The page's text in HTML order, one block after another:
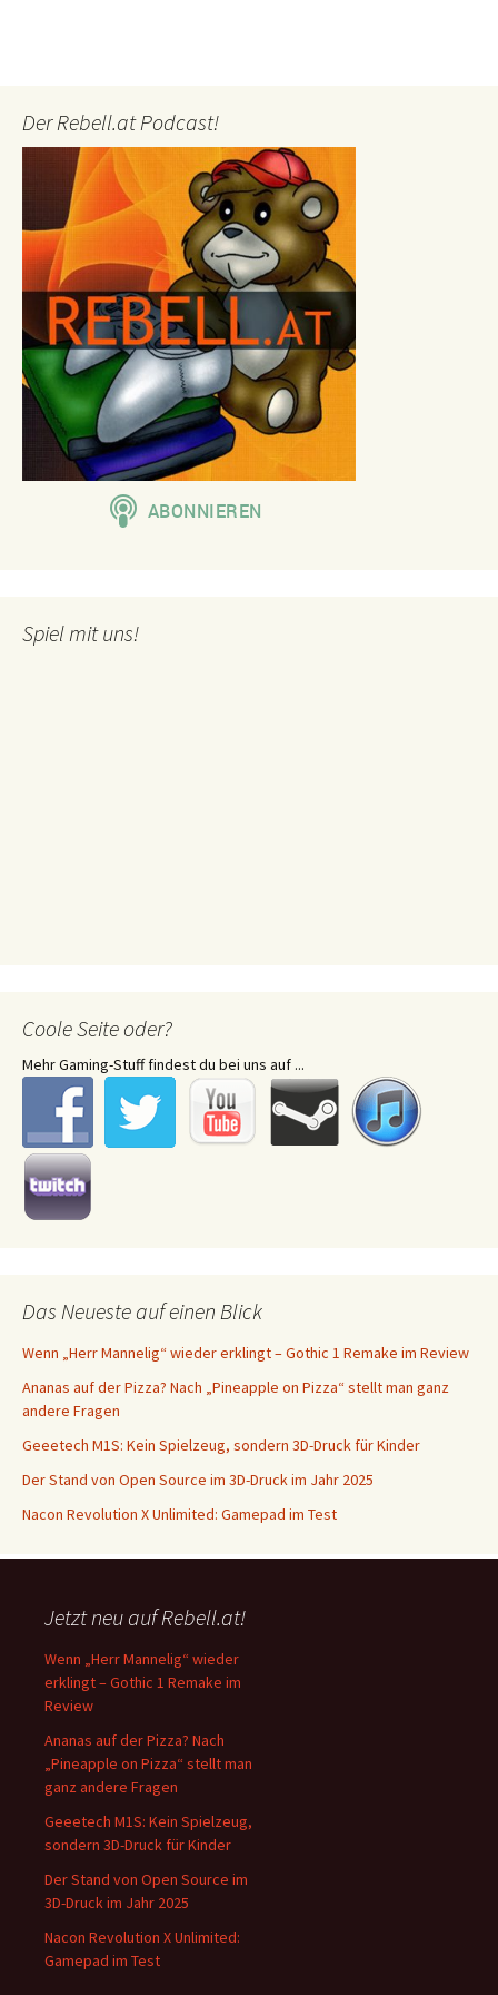
Der Rebell.at Podcast!
Spiel mit uns!
Coole Seite oder?
Mehr Gaming-Stuff findest du bei uns auf ...
Das Neueste auf einen Blick
Wenn „Herr Mannelig“ wieder erklingt – Gothic 1 Remake im Review
Ananas auf der Pizza? Nach „Pineapple on Pizza“ stellt man ganz
andere Fragen
Geeetech M1S: Kein Spielzeug, sondern 3D-Druck für Kinder
Der Stand von Open Source im 3D-Druck im Jahr 2025
Nacon Revolution X Unlimited: Gamepad im Test
Jetzt neu auf Rebell.at!
Wenn „Herr Mannelig“ wieder
erklingt – Gothic 1 Remake im
Review
Ananas auf der Pizza? Nach
„Pineapple on Pizza“ stellt man
ganz andere Fragen
Geeetech M1S: Kein Spielzeug,
sondern 3D-Druck für Kinder
Der Stand von Open Source im
3D-Druck im Jahr 2025
Nacon Revolution X Unlimited:
Gamepad im Test